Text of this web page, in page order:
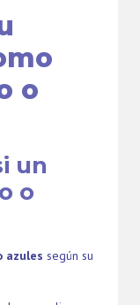
o
un
o
azules según su